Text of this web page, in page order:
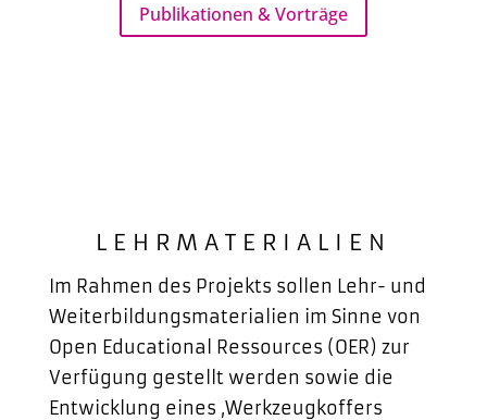
Publikationen & Vorträge
LEHRMATERIALIEN
Im Rahmen des Projekts sollen Lehr- und
Weiterbildungsmaterialien im Sinne von
Open Educational Ressources (OER) zur
Verfügung gestellt werden sowie die
Entwicklung eines ‚Werkzeugkoffers